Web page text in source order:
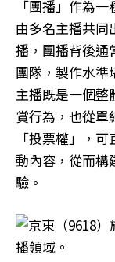
「團播」作為
由多名主播共同
播，團播背後通
團隊，製作水準
主播既是一個整
賞行為，也從單
「投票權」，
動內容，從而構
驗。